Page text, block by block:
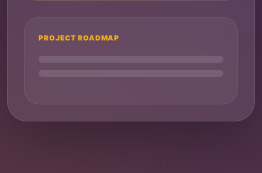
PROJECT ROADMAP